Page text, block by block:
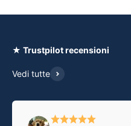
★ Trustpilot recensioni
Vedi tutte